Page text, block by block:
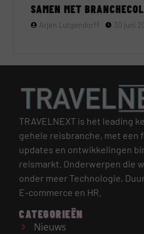
SAMEN MET
Arjen Lutgendorff 30 juni
TRAVELNEXT is hét leading
gehele reisbranche, met een
updates en ontwikkelingen
reismarkt. Onderwerpen die
onder meer Technologie,
E-commerce en HR.
CATEGORIEËN
Nieuws